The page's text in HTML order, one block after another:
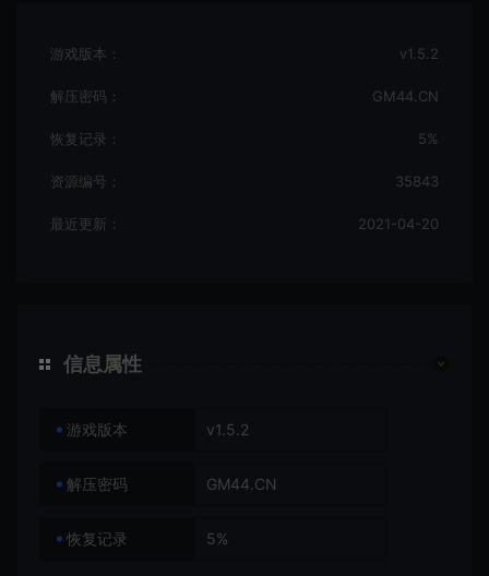
游戏版本： v1.5.2
解压密码： GM44.CN
恢复记录： 5%
资源编号： 35843
最近更新： 2021-04-20
信息属性
游戏版本 v1.5.2
解压密码 GM44.CN
恢复记录 5%